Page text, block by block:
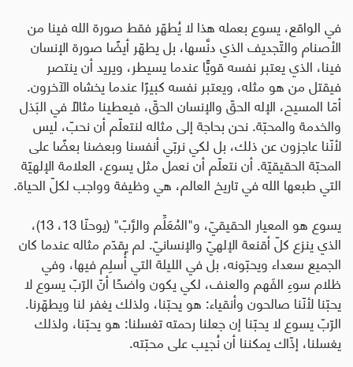
في الواقع، يسوع بعمله هذا لا يُطهّر فقط صورة الله فينا من
الأصنام والتّجديف الذي دنَّسها، بل يطهّر أيضًا صورة الإنسان
فينا، الذي يعتبر نفسه قويًّا عندما يسيطر، ويريد أن ينتصر
فيقتل من هو مثله، ويعتبر نفسه كبيرًا عندما يخشاه الآخرون.
أمّا المسيح، الإله الحقّ والإنسان الحقّ، فيعطينا مثالًا في البَذل
والخدمة والمحبّة. نحن بحاجة إلى مثاله لنتعلّم أن نحبّ، ليس
لأنّنا عاجزون عن ذلك، بل لكي نربّي أنفسنا وبعضنا بعضًا على
المحبّة الحقيقيّة. أن نتعلّم أن نعمل مثل يسوع، العلامة الإلهيّة
التي طبعها الله في تاريخ العالم، هي وظيفة وواجب لكلّ الحياة.
يسوع هو المعيار الحقيقيّ، و"المُعَلِّم والرَّبّ" (يوحنّا 13، 13)،
الذي ينزع كلّ أقنعة الإلهيّ والإنسانيّ. لم يقدّم مثاله عندما كان
الجميع سعداء ويحبّونه، بل في الليلة التي أُسلِم فيها، وفي
ظلام سوءِ الفَهم والعنف، لكي يكون واضحًا أنّ الرّبّ يسوع لا
يحبّنا لأنّنا صالحون وأنقياء: هو يحبّنا، ولذلك يغفر لنا ويطهّرنا.
الرّبّ يسوع لا يحبّنا إن جعلنا رحمته تغسلنا: هو يحبّنا، ولذلك
يغسلنا، إذّاك يمكننا أن نُجيب على محبّته.